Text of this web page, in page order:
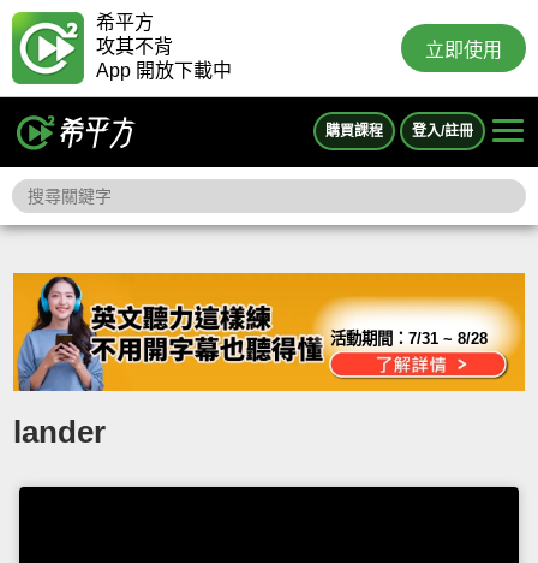
希平方
攻其不背
App 開放下載中
立即使用
購買課程 登入/註冊
活動期間：7/31 ~ 8/28
lander